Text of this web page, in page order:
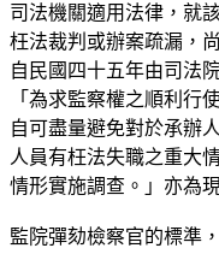
司法機關適用法律，就
枉法裁判或辦案疏漏，
自民國四十五年由司法
「為求監察權之順利行
自可盡量避免對於承辦
人員有枉法失職之重大
情形實施調查。」亦為
監院彈劾檢察官的標準